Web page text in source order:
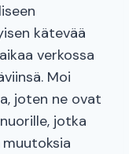
kätevää
verkossa
Moi
joten ne ovat
jotka